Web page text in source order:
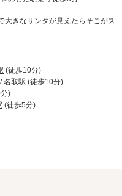
大きなサンタが見えたらそこがス
(徒歩10分)
/名取駅 (徒歩10分)
)
(徒歩5分)